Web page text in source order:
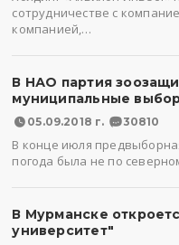
сотрудничестве с
компанией,…
В НАО партия
муниципальные
05.09.2018 г. 30810
В конце июля
погода была не по
В Мурманске
университет"